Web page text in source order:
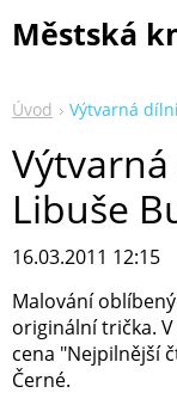
Městská
Úvod Výtvarná
Libuše
16.03.2011 12:15
Malování
originální trička.
cena "Nejpilnější
Černé.